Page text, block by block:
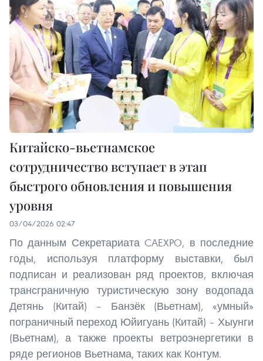
Китайско-вьетнамское
сотрудничество вступает в этап
быстрого обновления и повышения
уровня
03/04/2026 02:47
По данным Секретариата CAEXPO, в последние
годы, используя платформу выставки, был
подписан и реализован ряд проектов, включая
трансграничную туристическую зону водопада
Детянь (Китай) – Банзёк (Вьетнам), «умный»
пограничный переход Юйигуань (Китай) – Хыунги
(Вьетнам), а также проекты ветроэнергетики в
ряде регионов Вьетнама, таких как Контум.